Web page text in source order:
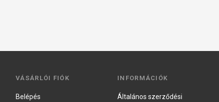
VÁSÁRLÓI FIÓK
Belépés
INFORMÁCIÓK
Általános szerződési